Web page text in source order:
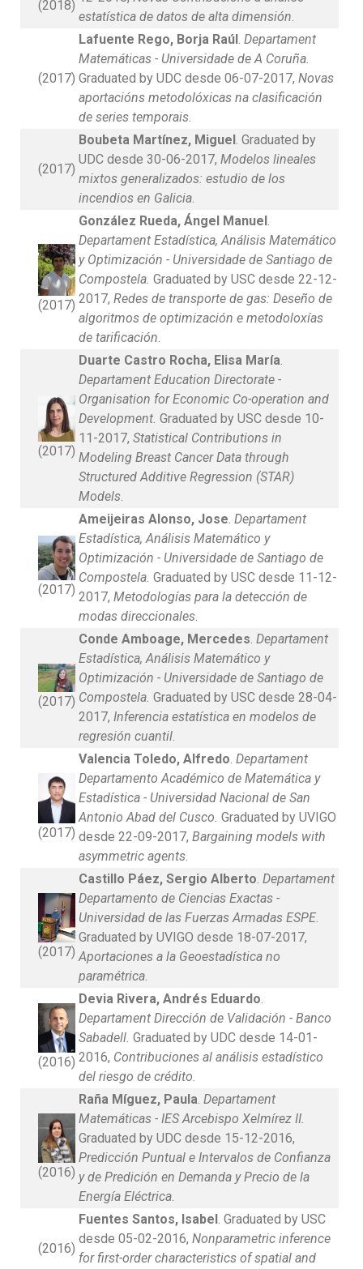
(2018)
estatística de datos de alta dimensión.
(2017)
Lafuente Rego, Borja Raúl. Departament
Matemáticas - Universidade de A Coruña.
Graduated by UDC desde 06-07-2017, Novas
aportacións metodolóxicas na clasificación
de series temporais.
(2017)
Boubeta Martínez, Miguel. Graduated by
UDC desde 30-06-2017, Modelos lineales
mixtos generalizados: estudio de los
incendios en Galicia.
(2017)
González Rueda, Ángel Manuel.
Departament Estadística, Análisis Matemático
y Optimización - Universidade de Santiago de
Compostela. Graduated by USC desde 22-12-
2017, Redes de transporte de gas: Deseño de
algoritmos de optimización e metodoloxías
de tarificación.
(2017)
Duarte Castro Rocha, Elisa María.
Departament Education Directorate -
Organisation for Economic Co-operation and
Development. Graduated by USC desde 10-
11-2017, Statistical Contributions in
Modeling Breast Cancer Data through
Structured Additive Regression (STAR)
Models.
(2017)
Ameijeiras Alonso, Jose. Departament
Estadística, Análisis Matemático y
Optimización - Universidade de Santiago de
Compostela. Graduated by USC desde 11-12-
2017, Metodologías para la detección de
modas direccionales.
(2017)
Conde Amboage, Mercedes. Departament
Estadística, Análisis Matemático y
Optimización - Universidade de Santiago de
Compostela. Graduated by USC desde 28-04-
2017, Inferencia estatística en modelos de
regresión cuantil.
(2017)
Valencia Toledo, Alfredo. Departament
Departamento Académico de Matemática y
Estadística - Universidad Nacional de San
Antonio Abad del Cusco. Graduated by UVIGO
desde 22-09-2017, Bargaining models with
asymmetric agents.
(2017)
Castillo Páez, Sergio Alberto. Departament
Departamento de Ciencias Exactas -
Universidad de las Fuerzas Armadas ESPE.
Graduated by UVIGO desde 18-07-2017,
Aportaciones a la Geoestadística no
paramétrica.
(2016)
Devia Rivera, Andrés Eduardo.
Departament Dirección de Validación - Banco
Sabadell. Graduated by UDC desde 14-01-
2016, Contribuciones al análisis estadístico
del riesgo de crédito.
(2016)
Raña Míguez, Paula. Departament
Matemáticas - IES Arcebispo Xelmírez II.
Graduated by UDC desde 15-12-2016,
Predicción Puntual e Intervalos de Confianza
y de Predición en Demanda y Precio de la
Energía Eléctrica.
(2016)
Fuentes Santos, Isabel. Graduated by USC
desde 05-02-2016, Nonparametric inference
for first-order characteristics of spatial and